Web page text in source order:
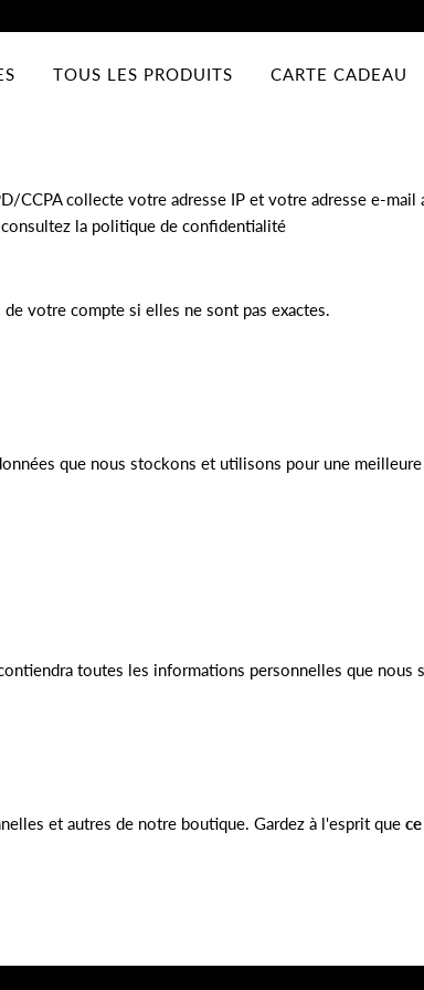
TOUS LES PRODUITS CARTE CADEAU
CCPA collecte votre adresse IP et votre adresse e-
consultez la politique de confidentialité
votre compte si elles ne sont pas exactes.
que nous stockons et utilisons pour une
toutes les informations personnelles que nous
et autres de notre boutique. Gardez à l'esprit que